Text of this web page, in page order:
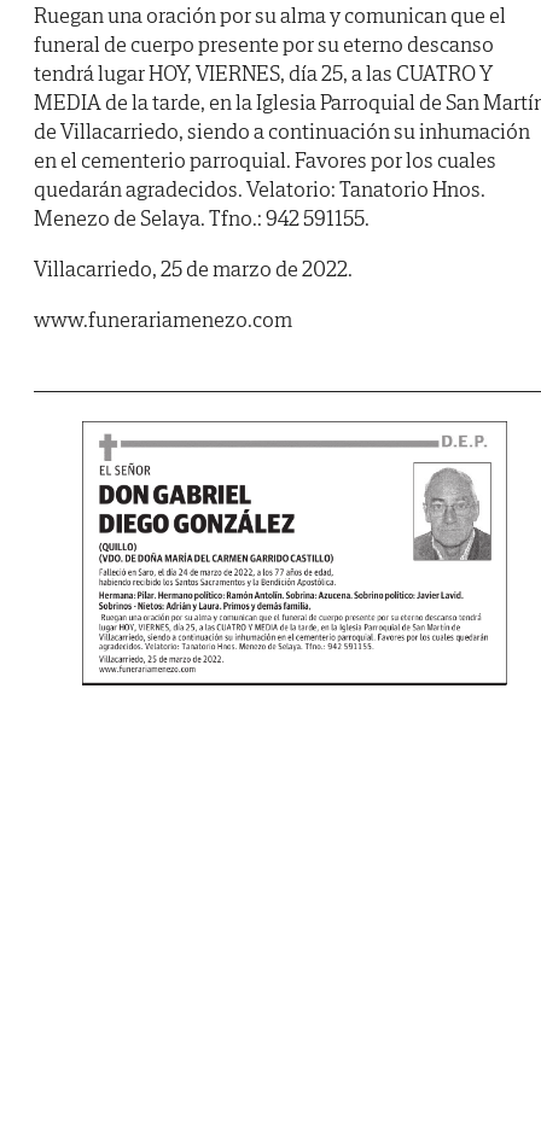
Ruegan una oración por su alma y comunican que el
funeral de cuerpo presente por su eterno descanso
tendrá lugar HOY, VIERNES, día 25, a las CUATRO Y
MEDIA de la tarde, en la Iglesia Parroquial de San
de Villacarriedo, siendo a continuación su inhumación
en el cementerio parroquial. Favores por los cuales
quedarán agradecidos. Velatorio: Tanatorio Hnos.
Menezo de Selaya. Tfno.: 942 591155.
Villacarriedo, 25 de marzo de 2022.
www.funerariamenezo.com